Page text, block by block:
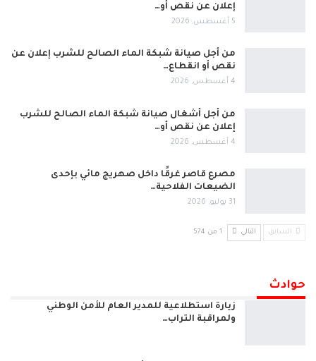
إعلان عن نقص أو…
5 أغسطس, 2026
من أجل صيانة شبكة الماء الصالح للشرب إعلان عن
نقص أو انقطاع…
4 أغسطس, 2026
من أجل أشغال صيانة شبكة الماء الصالح للشرب
إعلان عن نقص أو…
4 أغسطس, 2026
مصرع قاصر غرقًا داخل صهريج مائي بإحدى
الضيعات الفلاحية…
31 يوليو, 2026
السابق التالي 1 من 574
حوادث
زيارة استطلاعية للمدير العام للأمن الوطني
ولمراقبة التراب…